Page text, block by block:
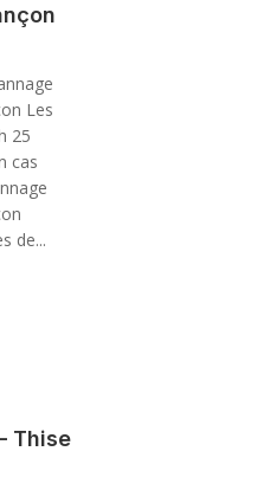
Les
25
cas
de...
Thise